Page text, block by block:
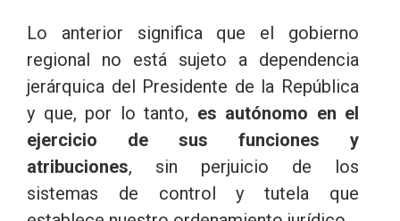
Lo anterior significa que el gobierno
regional no está sujeto a dependencia
jerárquica del Presidente de la República
y que, por lo tanto, es autónomo en el
ejercicio de sus funciones y
atribuciones, sin perjuicio de los
sistemas de control y tutela que